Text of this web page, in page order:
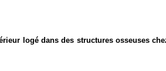
logé dans des structures osseuses